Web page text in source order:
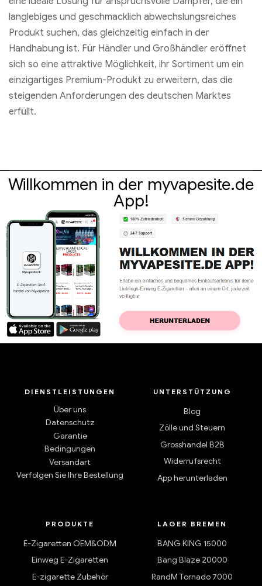
langlebiges und geschmacklich abwechslungsreiches
Produkt suchen, das gleichzeitig einfach in der
Handhabung ist. Für Händler und Großhändler eröffnet
sich so eine attraktive Möglichkeit, ihr Sortiment um ein
einzigartiges Premium-Produkt zu erweitern, das die
steigenden Anforderungen des deutschen Marktes
erfüllt.
Willkommen in der myvapesite.de
App!
DIENSTLEISTUNGEN
Über uns
Datenschutz
Garantie
Bedingungen
Versandart
Verfolgen Sie Ihre Bestellung
UNTERSTÜTZUNG
Blog
Zölle und Steuern
Grosshandel B2B
Widerrufsrecht
App herunterladen
PRODUKTE
E-Zigaretten OEM&ODM
Einweg E-Zigaretten
E-zigarette Zubehör
LAGER BREMEN
BANG KING 15000
Bang Blaze 20000
RandM Tornado 7000